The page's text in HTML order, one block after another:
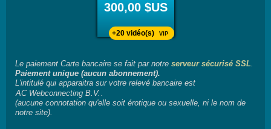
300,00 $US
+20 vidéo(s) VIP
Le paiement Carte bancaire se fait par notre serveur sécurisé SSL.
Paiement unique (aucun abonnement).
L'intitulé qui apparaitra sur votre relevé bancaire est
.
(aucune connotation qu'elle soit érotique ou sexuelle, ni le nom de
notre site).